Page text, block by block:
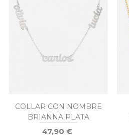
COLLAR CON NOMBRE
BRIANNA PLATA
47,90 €